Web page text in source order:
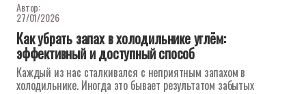
Автор:
27/01/2026
Как убрать запах в холодильнике углём:
эффективный и доступный способ
Каждый из нас сталкивался с неприятным запахом в
холодильнике. Иногда это бывает результатом забытых